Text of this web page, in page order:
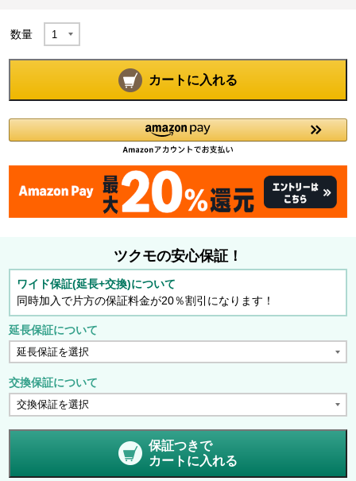
数量
カートに入れる
ツクモの安心保証！
ワイド保証(延長+交換)について
同時加入で片方の保証料金が20％割引になります！
延長保証について
交換保証について
保証つきで
カートに入れる